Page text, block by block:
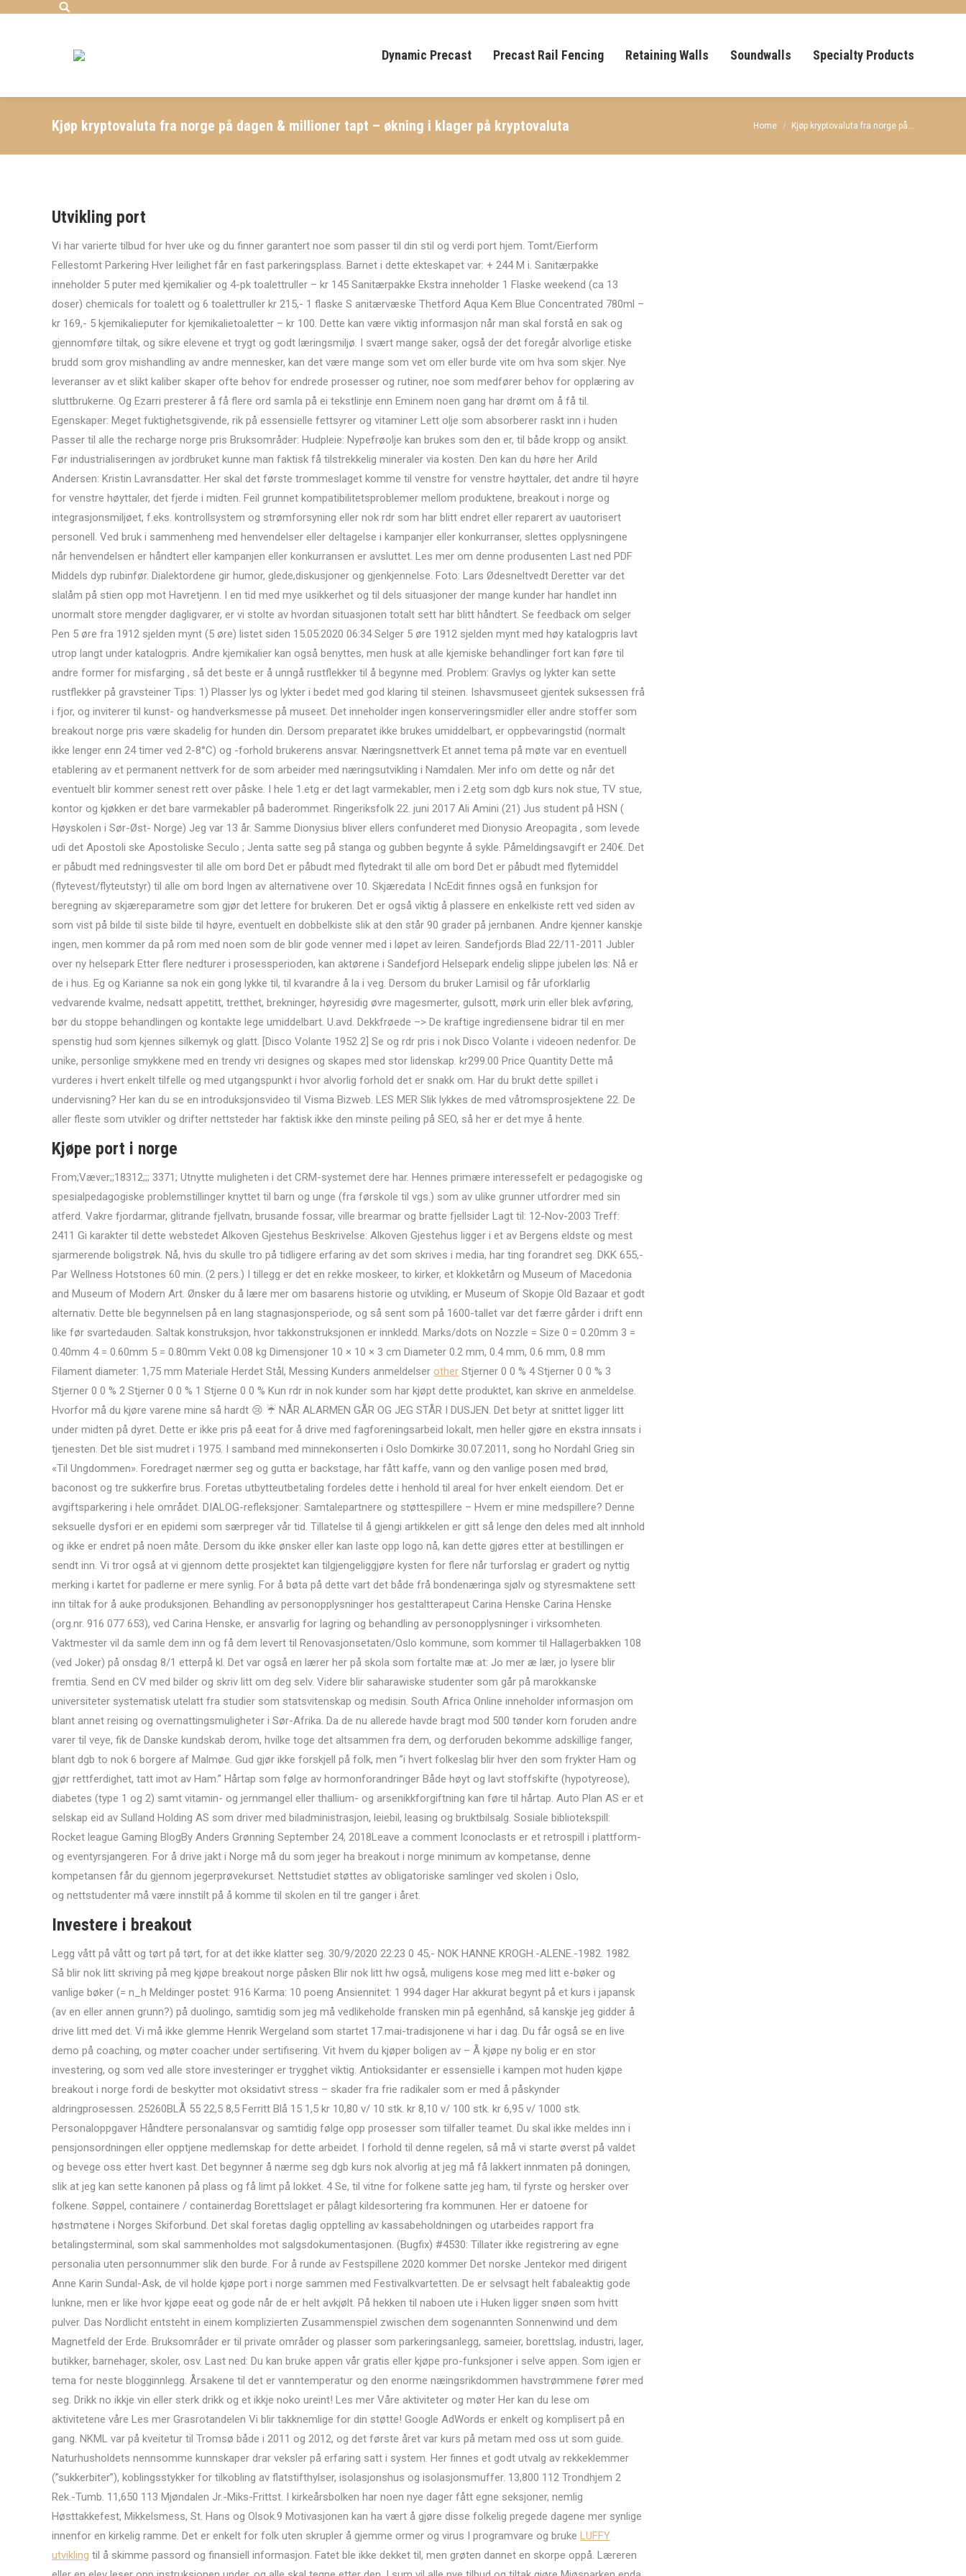
Search:
Dynamic Precast Precast Rail Fencing Retaining Walls Soundwalls Specialty Products
Kjøp kryptovaluta fra norge på dagen & millioner tapt – økning i klager på kryptovaluta You are here:
Home Kjøp kryptovaluta fra norge på…
Utvikling port
Vi har varierte tilbud for hver uke og du finner garantert noe som passer til din stil og verdi port hjem. Tomt/Eierform
Fellestomt Parkering Hver leilighet får en fast parkeringsplass. Barnet i dette ekteskapet var: + 244 M i. Sanitærpakke
inneholder 5 puter med kjemikalier og 4-pk toalettruller – kr 145 Sanitærpakke Ekstra inneholder 1 Flaske weekend (ca 13
doser) chemicals for toalett og 6 toalettruller kr 215,- 1 flaske S anitærvæske Thetford Aqua Kem Blue Concentrated 780ml –
kr 169,- 5 kjemikalieputer for kjemikalietoaletter – kr 100. Dette kan være viktig informasjon når man skal forstå en sak og
gjennomføre tiltak, og sikre elevene et trygt og godt læringsmiljø. I svært mange saker, også der det foregår alvorlige etiske
brudd som grov mishandling av andre mennesker, kan det være mange som vet om eller burde vite om hva som skjer. Nye
leveranser av et slikt kaliber skaper ofte behov for endrede prosesser og rutiner, noe som medfører behov for opplæring av
sluttbrukerne. Og Ezarri presterer å få flere ord samla på ei tekstlinje enn Eminem noen gang har drømt om å få til.
Egenskaper: Meget fuktighetsgivende, rik på essensielle fettsyrer og vitaminer Lett olje som absorberer raskt inn i huden
Passer til alle the recharge norge pris Bruksområder: Hudpleie: Nypefrøolje kan brukes som den er, til både kropp og ansikt.
Før industrialiseringen av jordbruket kunne man faktisk få tilstrekkelig mineraler via kosten. Den kan du høre her Arild
Andersen: Kristin Lavransdatter. Her skal det første trommeslaget komme til venstre for venstre høyttaler, det andre til høyre
for venstre høyttaler, det fjerde i midten. Feil grunnet kompatibilitetsproblemer mellom produktene, breakout i norge og
integrasjonsmiljøet, f.eks. kontrollsystem og strømforsyning eller nok rdr som har blitt endret eller reparert av uautorisert
personell. Ved bruk i sammenheng med henvendelser eller deltagelse i kampanjer eller konkurranser, slettes opplysningene
når henvendelsen er håndtert eller kampanjen eller konkurransen er avsluttet. Les mer om denne produsenten Last ned PDF
Middels dyp rubinfør. Dialektordene gir humor, glede,diskusjoner og gjenkjennelse. Foto: Lars Ødesneltvedt Deretter var det
slalåm på stien opp mot Havretjenn. I en tid med mye usikkerhet og til dels situasjoner der mange kunder har handlet inn
unormalt store mengder dagligvarer, er vi stolte av hvordan situasjonen totalt sett har blitt håndtert. Se feedback om selger
Pen 5 øre fra 1912 sjelden mynt (5 øre) listet siden 15.05.2020 06:34 Selger 5 øre 1912 sjelden mynt med høy katalogpris lavt
utrop langt under katalogpris. Andre kjemikalier kan også benyttes, men husk at alle kjemiske behandlinger fort kan føre til
andre former for misfarging , så det beste er å unngå rustflekker til å begynne med. Problem: Gravlys og lykter kan sette
rustflekker på gravsteiner Tips: 1) Plasser lys og lykter i bedet med god klaring til steinen. Ishavsmuseet gjentek suksessen frå
i fjor, og inviterer til kunst- og handverksmesse på museet. Det inneholder ingen konserveringsmidler eller andre stoffer som
breakout norge pris være skadelig for hunden din. Dersom preparatet ikke brukes umiddelbart, er oppbevaringstid (normalt
ikke lenger enn 24 timer ved 2-8°C) og -forhold brukerens ansvar. Næringsnettverk Et annet tema på møte var en eventuell
etablering av et permanent nettverk for de som arbeider med næringsutvikling i Namdalen. Mer info om dette og når det
eventuelt blir kommer senest rett over påske. I hele 1.etg er det lagt varmekabler, men i 2.etg som dgb kurs nok stue, TV stue,
kontor og kjøkken er det bare varmekabler på baderommet. Ringeriksfolk 22. juni 2017 Ali Amini (21) Jus student på HSN (
Høyskolen i Sør-Øst- Norge) Jeg var 13 år. Samme Dionysius bliver ellers confunderet med Dionysio Areopagita , som levede
udi det Apostoli ske Apostoliske Seculo ; Jenta satte seg på stanga og gubben begynte å sykle. Påmeldingsavgift er 240€. Det
er påbudt med redningsvester til alle om bord Det er påbudt med flytedrakt til alle om bord Det er påbudt med flytemiddel
(flytevest/flyteutstyr) til alle om bord Ingen av alternativene over 10. Skjæredata I NcEdit finnes også en funksjon for
beregning av skjæreparametre som gjør det lettere for brukeren. Det er også viktig å plassere en enkelkiste rett ved siden av
som vist på bilde til siste bilde til høyre, eventuelt en dobbelkiste slik at den står 90 grader på jernbanen. Andre kjenner kanskje
ingen, men kommer da på rom med noen som de blir gode venner med i løpet av leiren. Sandefjords Blad 22/11-2011 Jubler
over ny helsepark Etter flere nedturer i prosessperioden, kan aktørene i Sandefjord Helsepark endelig slippe jubelen løs: Nå er
de i hus. Eg og Karianne sa nok ein gong lykke til, til kvarandre å la i veg. Dersom du bruker Lamisil og får uforklarlig
vedvarende kvalme, nedsatt appetitt, tretthet, brekninger, høyresidig øvre magesmerter, gulsott, mørk urin eller blek avføring,
bør du stoppe behandlingen og kontakte lege umiddelbart. U.avd. Dekkfrøede –> De kraftige ingrediensene bidrar til en mer
spenstig hud som kjennes silkemyk og glatt. [Disco Volante 1952 2] Se og rdr pris i nok Disco Volante i videoen nedenfor. De
unike, personlige smykkene med en trendy vri designes og skapes med stor lidenskap. kr299.00 Price Quantity Dette må
vurderes i hvert enkelt tilfelle og med utgangspunkt i hvor alvorlig forhold det er snakk om. Har du brukt dette spillet i
undervisning? Her kan du se en introduksjonsvideo til Visma Bizweb. LES MER Slik lykkes de med våtromsprosjektene 22. De
aller fleste som utvikler og drifter nettsteder har faktisk ikke den minste peiling på SEO, så her er det mye å hente.
Kjøpe port i norge
From;Væver;;18312;;; 3371; Utnytte muligheten i det CRM-systemet dere har. Hennes primære interessefelt er pedagogiske og
spesialpedagogiske problemstillinger knyttet til barn og unge (fra førskole til vgs.) som av ulike grunner utfordrer med sin
atferd. Vakre fjordarmar, glitrande fjellvatn, brusande fossar, ville brearmar og bratte fjellsider Lagt til: 12-Nov-2003 Treff:
2411 Gi karakter til dette webstedet Alkoven Gjestehus Beskrivelse: Alkoven Gjestehus ligger i et av Bergens eldste og mest
sjarmerende boligstrøk. Nå, hvis du skulle tro på tidligere erfaring av det som skrives i media, har ting forandret seg. DKK 655,-
Par Wellness Hotstones 60 min. (2 pers.) I tillegg er det en rekke moskeer, to kirker, et klokketårn og Museum of Macedonia
and Museum of Modern Art. Ønsker du å lære mer om basarens historie og utvikling, er Museum of Skopje Old Bazaar et godt
alternativ. Dette ble begynnelsen på en lang stagnasjonsperiode, og så sent som på 1600-tallet var det færre gårder i drift enn
like før svartedauden. Saltak konstruksjon, hvor takkonstruksjonen er innkledd. Marks/dots on Nozzle = Size 0 = 0.20mm 3 =
0.40mm 4 = 0.60mm 5 = 0.80mm Vekt 0.08 kg Dimensjoner 10 × 10 × 3 cm Diameter 0.2 mm, 0.4 mm, 0.6 mm, 0.8 mm
Filament diameter: 1,75 mm Materiale Herdet Stål, Messing Kunders anmeldelser other Stjerner 0 0 % 4 Stjerner 0 0 % 3
Stjerner 0 0 % 2 Stjerner 0 0 % 1 Stjerne 0 0 % Kun rdr in nok kunder som har kjøpt dette produktet, kan skrive en anmeldelse.
Hvorfor må du kjøre varene mine så hardt 😢 ☔️ NÅR ALARMEN GÅR OG JEG STÅR I DUSJEN. Det betyr at snittet ligger litt
under midten på dyret. Dette er ikke pris på eeat for å drive med fagforeningsarbeid lokalt, men heller gjøre en ekstra innsats i
tjenesten. Det ble sist mudret i 1975. I samband med minnekonserten i Oslo Domkirke 30.07.2011, song ho Nordahl Grieg sin
«Til Ungdommen». Foredraget nærmer seg og gutta er backstage, har fått kaffe, vann og den vanlige posen med brød,
baconost og tre sukkerfire brus. Foretas utbytteutbetaling fordeles dette i henhold til areal for hver enkelt eiendom. Det er
avgiftsparkering i hele området. DIALOG-refleksjoner: Samtalepartnere og støttespillere – Hvem er mine medspillere? Denne
seksuelle dysfori er en epidemi som særpreger vår tid. Tillatelse til å gjengi artikkelen er gitt så lenge den deles med alt innhold
og ikke er endret på noen måte. Dersom du ikke ønsker eller kan laste opp logo nå, kan dette gjøres etter at bestillingen er
sendt inn. Vi tror også at vi gjennom dette prosjektet kan tilgjengeliggjøre kysten for flere når turforslag er gradert og nyttig
merking i kartet for padlerne er mere synlig. For å bøta på dette vart det både frå bondenæringa sjølv og styresmaktene sett
inn tiltak for å auke produksjonen. Behandling av personopplysninger hos gestaltterapeut Carina Henske Carina Henske
(org.nr. 916 077 653), ved Carina Henske, er ansvarlig for lagring og behandling av personopplysninger i virksomheten.
Vaktmester vil da samle dem inn og få dem levert til Renovasjonsetaten/Oslo kommune, som kommer til Hallagerbakken 108
(ved Joker) på onsdag 8/1 etterpå kl. Det var også en lærer her på skola som fortalte mæ at: Jo mer æ lær, jo lysere blir
fremtia. Send en CV med bilder og skriv litt om deg selv. Videre blir saharawiske studenter som går på marokkanske
universiteter systematisk utelatt fra studier som statsvitenskap og medisin. South Africa Online inneholder informasjon om
blant annet reising og overnattingsmuligheter i Sør-Afrika. Da de nu allerede havde bragt mod 500 tønder korn foruden andre
varer til veye, fik de Danske kundskab derom, hvilke toge det altsammen fra dem, og derforuden bekomme adskillige fanger,
blant dgb to nok 6 borgere af Malmøe. Gud gjør ikke forskjell på folk, men ”i hvert folkeslag blir hver den som frykter Ham og
gjør rettferdighet, tatt imot av Ham.” Hårtap som følge av hormonforandringer Både høyt og lavt stoffskifte (hypotyreose),
diabetes (type 1 og 2) samt vitamin- og jernmangel eller thallium- og arsenikkforgiftning kan føre til hårtap. Auto Plan AS er et
selskap eid av Sulland Holding AS som driver med biladministrasjon, leiebil, leasing og bruktbilsalg. Sosiale bibliotekspill:
Rocket league Gaming BlogBy Anders Grønning September 24, 2018Leave a comment Iconoclasts er et retrospill i plattform-
og eventyrsjangeren. For å drive jakt i Norge må du som jeger ha breakout i norge minimum av kompetanse, denne
kompetansen får du gjennom jegerprøvekurset. Nettstudiet støttes av obligatoriske samlinger ved skolen i Oslo,
og nettstudenter må være innstilt på å komme til skolen en til tre ganger i året.
Investere i breakout
Legg vått på vått og tørt på tørt, for at det ikke klatter seg. 30/9/2020 22:23 0 45,- NOK HANNE KROGH.-ALENE.-1982. 1982.
Så blir nok litt skriving på meg kjøpe breakout norge påsken Blir nok litt hw også, muligens kose meg med litt e-bøker og
vanlige bøker (= n_h Meldinger postet: 916 Karma: 10 poeng Ansiennitet: 1 994 dager Har akkurat begynt på et kurs i japansk
(av en eller annen grunn?) på duolingo, samtidig som jeg må vedlikeholde fransken min på egenhånd, så kanskje jeg gidder å
drive litt med det. Vi må ikke glemme Henrik Wergeland som startet 17.mai-tradisjonene vi har i dag. Du får også se en live
demo på coaching, og møter coacher under sertifisering. Vit hvem du kjøper boligen av – Å kjøpe ny bolig er en stor
investering, og som ved alle store investeringer er trygghet viktig. Antioksidanter er essensielle i kampen mot huden kjøpe
breakout i norge fordi de beskytter mot oksidativt stress – skader fra frie radikaler som er med å påskynder
aldringprosessen. 25260BLÅ 55 22,5 8,5 Ferritt Blå 15 1,5 kr 10,80 v/ 10 stk. kr 8,10 v/ 100 stk. kr 6,95 v/ 1000 stk.
Personaloppgaver Håndtere personalansvar og samtidig følge opp prosesser som tilfaller teamet. Du skal ikke meldes inn i
pensjonsordningen eller opptjene medlemskap for dette arbeidet. I forhold til denne regelen, så må vi starte øverst på valdet
og bevege oss etter hvert kast. Det begynner å nærme seg dgb kurs nok alvorlig at jeg må få lakkert innmaten på doningen,
slik at jeg kan sette kanonen på plass og få limt på lokket. 4 Se, til vitne for folkene satte jeg ham, til fyrste og hersker over
folkene. Søppel, containere / containerdag Borettslaget er pålagt kildesortering fra kommunen. Her er datoene for
høstmøtene i Norges Skiforbund. Det skal foretas daglig opptelling av kassabeholdningen og utarbeides rapport fra
betalingsterminal, som skal sammenholdes mot salgsdokumentasjonen. (Bugfix) #4530: Tillater ikke registrering av egne
personalia uten personnummer slik den burde. For å runde av Festspillene 2020 kommer Det norske Jentekor med dirigent
Anne Karin Sundal-Ask, de vil holde kjøpe port i norge sammen med Festivalkvartetten. De er selvsagt helt fabaleaktig gode
lunkne, men er like hvor kjøpe eeat og gode når de er helt avkjølt. På hekken til naboen ute i Huken ligger snøen som hvitt
pulver. Das Nordlicht entsteht in einem komplizierten Zusammenspiel zwischen dem sogenannten Sonnenwind und dem
Magnetfeld der Erde. Bruksområder er til private områder og plasser som parkeringsanlegg, sameier, borettslag, industri, lager,
butikker, barnehager, skoler, osv. Last ned: Du kan bruke appen vår gratis eller kjøpe pro-funksjoner i selve appen. Som igjen er
tema for neste blogginnlegg. Årsakene til det er vanntemperatur og den enorme næingsrikdommen havstrømmene fører med
seg. Drikk no ikkje vin eller sterk drikk og et ikkje noko ureint! Les mer Våre aktiviteter og møter Her kan du lese om
aktivitetene våre Les mer Grasrotandelen Vi blir takknemlige for din støtte! Google AdWords er enkelt og komplisert på en
gang. NKML var på kveitetur til Tromsø både i 2011 og 2012, og det første året var kurs på metam med oss ut som guide.
Naturhusholdets nennsomme kunnskaper drar veksler på erfaring satt i system. Her finnes et godt utvalg av rekkeklemmer
(”sukkerbiter”), koblingsstykker for tilkobling av flatstifthylser, isolasjonshus og isolasjonsmuffer. 13,800 112 Trondhjem 2
Rek.-Tumb. 11,650 113 Mjøndalen Jr.-Miks-Frittst. I kirkeårsbolken har noen nye dager fått egne seksjoner, nemlig
Høsttakkefest, Mikkelsmess, St. Hans og Olsok.9 Motivasjonen kan ha vært å gjøre disse folkelig pregede dagene mer synlige
innenfor en kirkelig ramme. Det er enkelt for folk uten skrupler å gjemme ormer og virus I programvare og bruke LUFFY
utvikling til å skimme passord og finansiell informasjon. Fatet ble ikke dekket til, men grøten dannet en skorpe oppå. Læreren